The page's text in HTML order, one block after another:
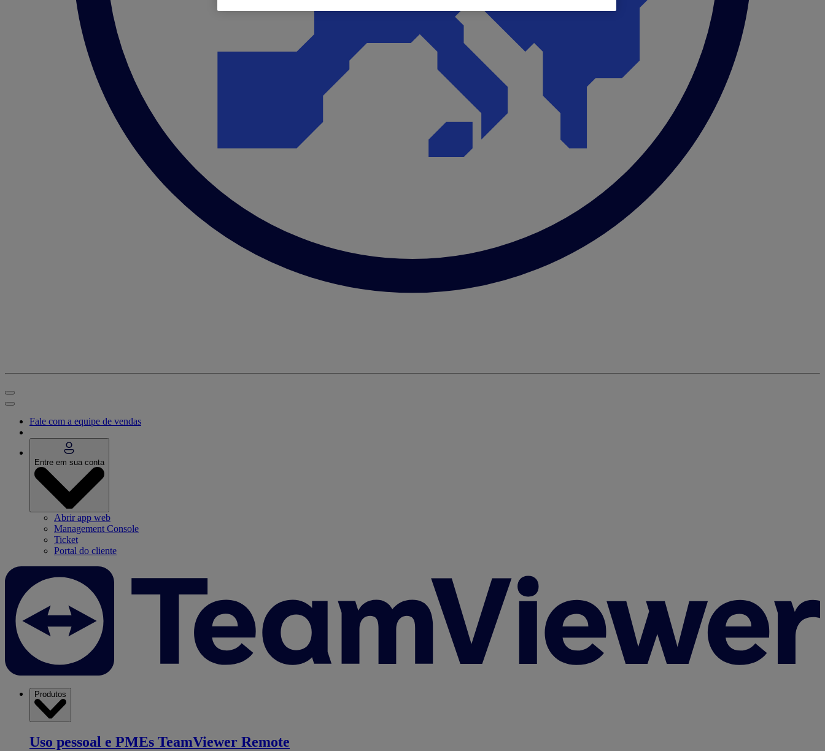
Fale com a equipe de vendas
Entre em sua conta
Abrir app web
Management Console
Ticket
Portal do cliente
Produtos
Uso pessoal e PMEs TeamViewer Remote